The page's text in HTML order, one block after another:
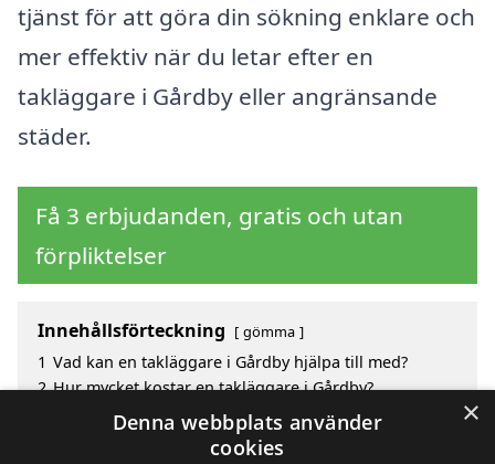
tjänst för att göra din sökning enklare och
mer effektiv när du letar efter en
takläggare i Gårdby eller angränsande
städer.
Få 3 erbjudanden, gratis och utan
förpliktelser
Innehållsförteckning gömma
1 Vad kan en takläggare i Gårdby hjälpa till med?
2 Hur mycket kostar en takläggare i Gårdby?
Fördelar med att välja takläggare i Gårdby
Sök efter en skicklig takläggare i de omgivande
×
Denna webbplats använder
cookies